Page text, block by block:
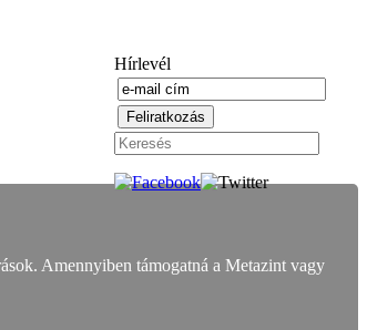
Hírlevél
Amennyiben támogatná a Metazint vagy